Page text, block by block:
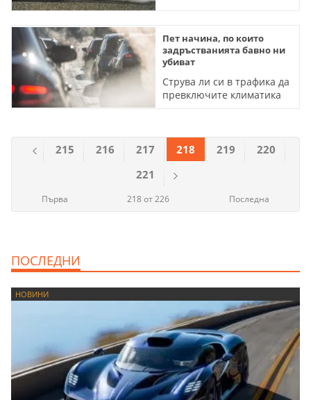
Пет начина, по които
задръстванията бавно ни
убиват
Струва ли си в трафика да
превключите климатика
218 от 226 Последна
215 216 217 218 219
220
221
Първа
ПОСЛЕДНИ
НОВИНИ